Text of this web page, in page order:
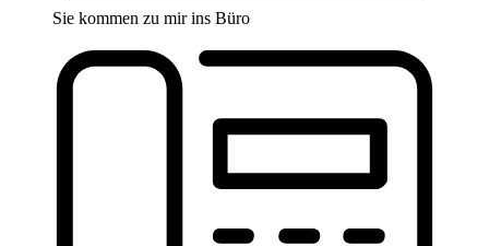
Sie kommen zu mir ins Büro